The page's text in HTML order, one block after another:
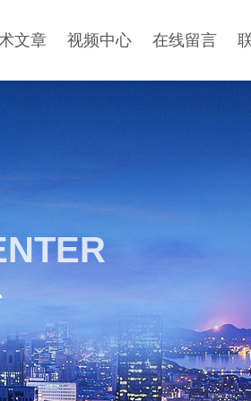
文章 视频中心 在线留言